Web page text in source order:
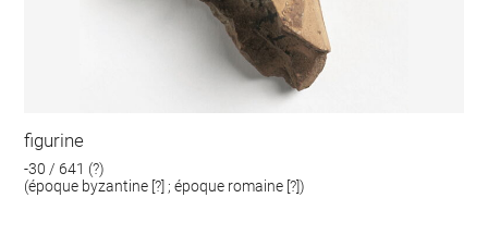
figurine
-30 / 641 (?)
(époque byzantine [?] ; époque romaine [?])